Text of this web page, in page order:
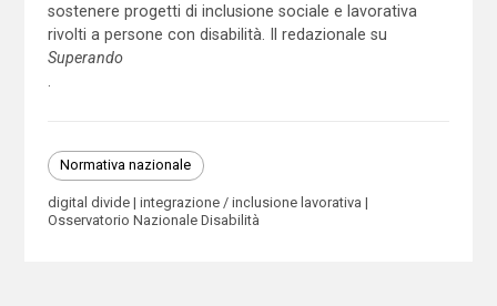
sostenere progetti di inclusione sociale e lavorativa
rivolti a persone con disabilità. Il redazionale su
Superando
Normativa nazionale
digital divide
integrazione / inclusione lavorativa
Osservatorio Nazionale Disabilità